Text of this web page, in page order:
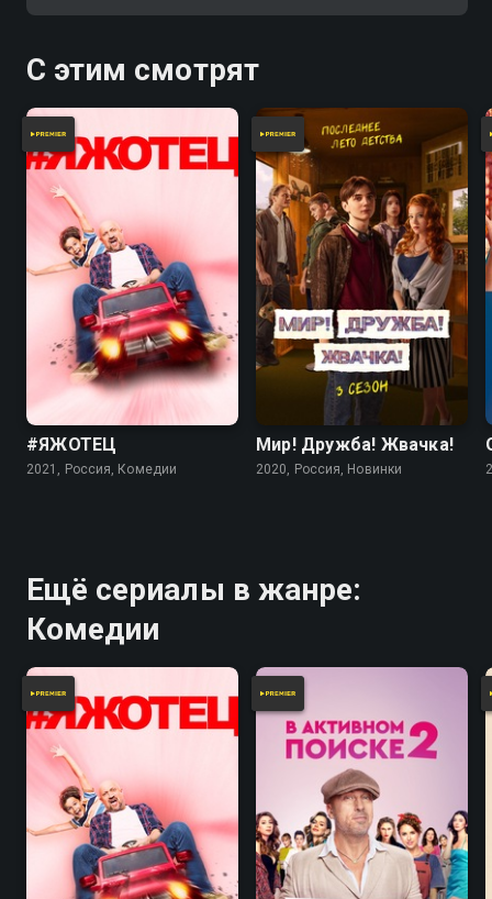
С этим смотрят
#ЯЖОТЕЦ
2021, Россия, Комедии
Мир! Дружба! Жвачка!
2020, Россия, Новинки
Ещё сериалы в жанре:
Комедии